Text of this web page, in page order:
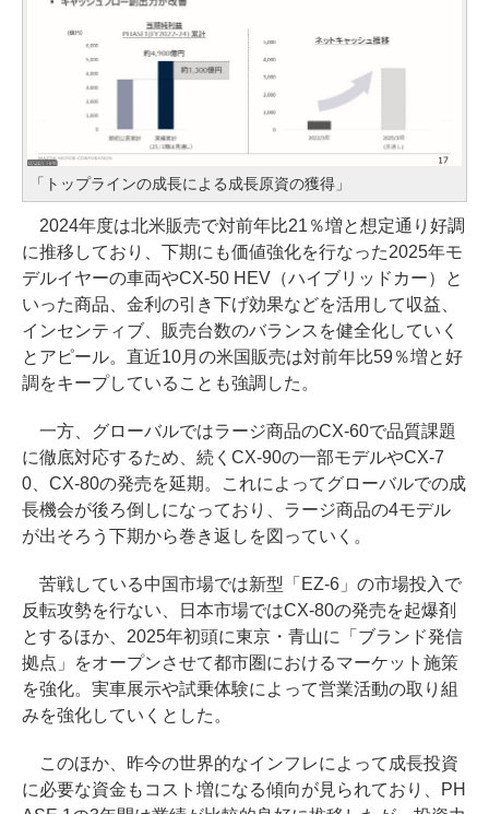
「トップラインの成長による成長原資の獲得」
2024年度は北米販売で対前年比21％増と想定通り好調
に推移しており、下期にも価値強化を行なった2025年モ
デルイヤーの車両やCX-50 HEV（ハイブリッドカー）と
いった商品、金利の引き下げ効果などを活用して収益、
インセンティブ、販売台数のバランスを健全化していく
とアピール。直近10月の米国販売は対前年比59％増と好
調をキープしていることも強調した。
一方、グローバルではラージ商品のCX-60で品質課題
に徹底対応するため、続くCX-90の一部モデルやCX-7
0、CX-80の発売を延期。これによってグローバルでの成
長機会が後ろ倒しになっており、ラージ商品の4モデル
が出そろう下期から巻き返しを図っていく。
苦戦している中国市場では新型「EZ-6」の市場投入で
反転攻勢を行ない、日本市場ではCX-80の発売を起爆剤
とするほか、2025年初頭に東京・青山に「ブランド発信
拠点」をオープンさせて都市圏におけるマーケット施策
を強化。実車展示や試乗体験によって営業活動の取り組
みを強化していくとした。
このほか、昨今の世界的なインフレによって成長投資
に必要な資金もコスト増になる傾向が見られており、PH